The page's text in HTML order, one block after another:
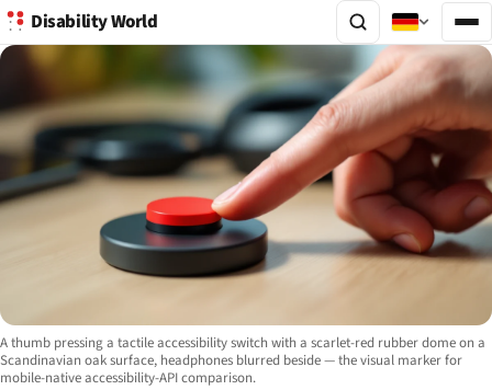
Disability World
Image description:
A thumb pressing a tactile accessibility switch with a scarlet-red rubber dome on a
Scandinavian oak surface, headphones blurred beside — the visual marker for
mobile-native accessibility-API comparison.